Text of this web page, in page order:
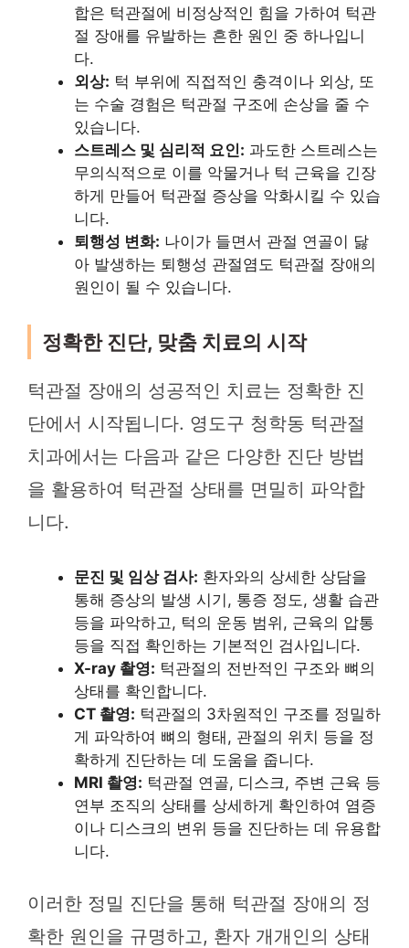
합은 턱관절에 비정상적인 힘을 가하여 턱관
절 장애를 유발하는 흔한 원인 중 하나입니
다.
외상: 턱 부위에 직접적인 충격이나 외상, 또
는 수술 경험은 턱관절 구조에 손상을 줄 수
있습니다.
스트레스 및 심리적 요인: 과도한 스트레스는
무의식적으로 이를 악물거나 턱 근육을 긴장
하게 만들어 턱관절 증상을 악화시킬 수 있습
니다.
퇴행성 변화: 나이가 들면서 관절 연골이 닳
아 발생하는 퇴행성 관절염도 턱관절 장애의
원인이 될 수 있습니다.
정확한 진단, 맞춤 치료의 시작
턱관절 장애의 성공적인 치료는 정확한 진
단에서 시작됩니다. 영도구 청학동 턱관절
치과에서는 다음과 같은 다양한 진단 방법
을 활용하여 턱관절 상태를 면밀히 파악합
니다.
문진 및 임상 검사: 환자와의 상세한 상담을
통해 증상의 발생 시기, 통증 정도, 생활 습관
등을 파악하고, 턱의 운동 범위, 근육의 압통
등을 직접 확인하는 기본적인 검사입니다.
X-ray 촬영: 턱관절의 전반적인 구조와 뼈의
상태를 확인합니다.
CT 촬영: 턱관절의 3차원적인 구조를 정밀하
게 파악하여 뼈의 형태, 관절의 위치 등을 정
확하게 진단하는 데 도움을 줍니다.
MRI 촬영: 턱관절 연골, 디스크, 주변 근육 등
연부 조직의 상태를 상세하게 확인하여 염증
이나 디스크의 변위 등을 진단하는 데 유용합
니다.
이러한 정밀 진단을 통해 턱관절 장애의 정
확한 원인을 규명하고, 환자 개개인의 상태